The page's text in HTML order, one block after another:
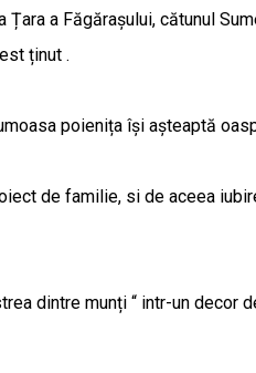
Țara a Făgărașului, cătunul
ținut .
poienița își așteaptă
de familie, si de aceea
dintre munți “ intr-un